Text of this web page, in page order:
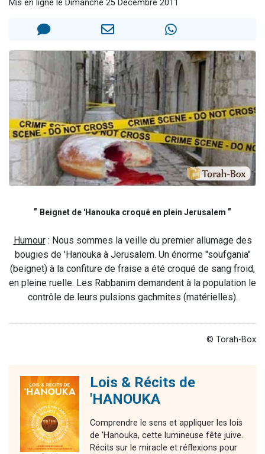
Eva vient de donner son Maasser
Eli vient de donner son Maasser
Mis en ligne le Dimanche 25 Décembre 2011
" Beignet de 'Hanouka croqué en plein Jerusalem "
Humour: Nous sommes la veille du premier allumage des
bougies de 'Hanouka à Jerusalem. Un énorme "soufgania"
(beignet) à la confiture de fraise a été croqué de sang froid,
en pleine ruelle. Les Rabbanim demandent à la population le
contrôle de leurs pulsions gachmites (matérielles).
© Torah-Box
Lois & Récits de
'HANOUKA
Comprendre le sens et appliquer les lois
de 'Hanouka, cette lumineuse fête juive.
Récits sur le miracle et réflexions pour